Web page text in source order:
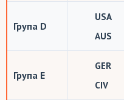
Група D
USA
AUS
Група E
GER
CIV